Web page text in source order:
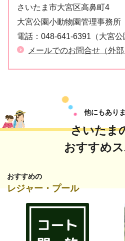
さいたま市大宮区高鼻町4
大宮公園小動物園管理事務所
電話： 048-641-6391（大宮公
メールでのお問合せ（外部
他にもあり
さいたま
おすすめ
おすすめの
レジャー・プール